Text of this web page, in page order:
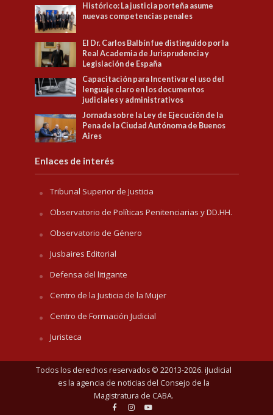
Histórico: La justicia porteña asume
nuevas competencias penales
El Dr. Carlos Balbín fue distinguido por la
Real Academia de Jurisprudencia y
Legislación de España
Capacitación para Incentivar el uso del
lenguaje claro en los documentos
judiciales y administrativos
Jornada sobre la Ley de Ejecución de la
Pena de la Ciudad Autónoma de Buenos
Aires
Enlaces de interés
Tribunal Superior de Justicia
Observatorio de Políticas Penitenciarias y DD.HH.
Observatorio de Género
Jusbaires Editorial
Defensa del litigante
Centro de la Justicia de la Mujer
Centro de Formación Judicial
Juristeca
Todos los derechos reservados © 22013-2026. iJudicial
es la agencia de noticias del Consejo de la
Magistratura de CABA.